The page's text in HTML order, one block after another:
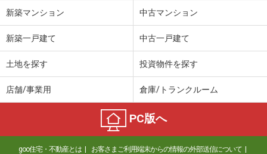
新築マンション 中古マンション
新築一戸建て 中古一戸建て
土地を探す 投資物件を探す
店舗/事業用 倉庫/トランクルーム
PC版へ
goo住宅・不動産とは お客さまご利用端末からの情報の外部送信について